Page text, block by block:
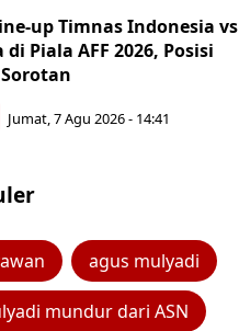
up Timnas Indonesia vs
Piala AFF 2026, Posisi
Jumat, 7 Agu 2026 - 14:41
agus mulyadi
mundur dari ASN